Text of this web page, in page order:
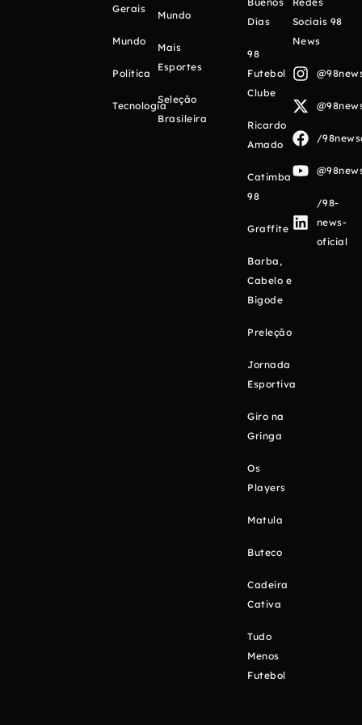
Gerais
Mundo
Política
Tecnologia
Mundo
Mais
Esportes
Seleção
Brasileira
Días
98
Futebol
Clube
Ricardo
Amado
Catimba
98
Graffite
Barba,
Cabelo e
Bigode
Preleção
Jornada
Esportiva
Giro na
Gringa
Os
Players
Matula
Buteco
Cadeira
Cativa
Tudo
Menos
Futebol
Sociais 98
News
/
/98-
news-
oficial